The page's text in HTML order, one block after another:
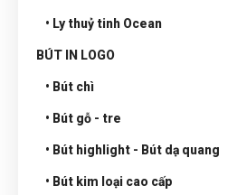
• Ly thuỷ tinh Ocean
BÚT IN LOGO
• Bút chì
• Bút gỗ - tre
• Bút highlight - Bút dạ quang
• Bút kim loại cao cấp